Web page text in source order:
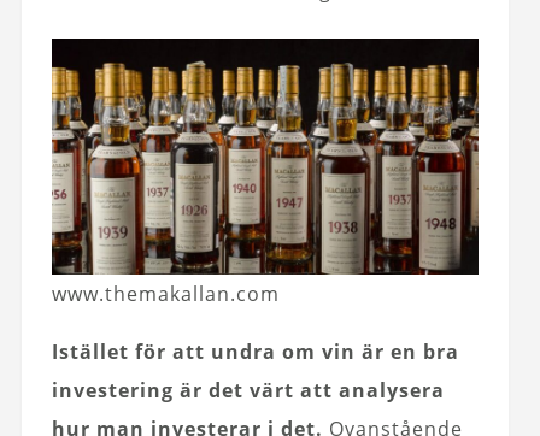
www.themakallan.com
Istället för att undra om vin är en bra
investering är det värt att analysera
hur man investerar i det. Ovanstående